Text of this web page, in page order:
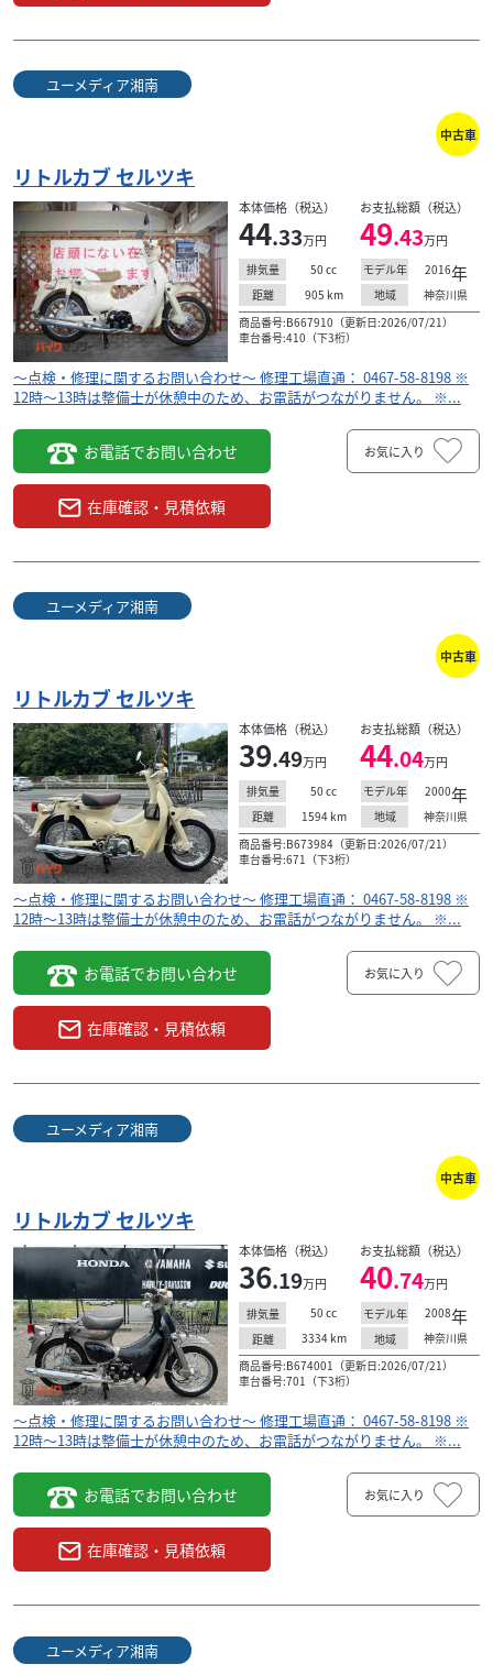
ユーメディア湘南
中古車
リトルカブ セルツキ
本体価格（税込）
44.33万円
お支払総額（税込）
49.43万円
排気量 50 cc モデル年 2016年
距離 905 km 地域
神奈川県
商品番号:B667910（更新日:2026/07/21）
車台番号:410（下3桁）
～点検・修理に関するお問い合わせ～ 修理工場直通： 0467-58-8198 ※
12時～13時は整備士が休憩中のため、お電話がつながりません。 ※...
お電話でお問い合わせ
在庫確認・見積依頼
お気に入り
ユーメディア湘南
中古車
リトルカブ セルツキ
本体価格（税込）
39.49万円
お支払総額（税込）
44.04万円
排気量 50 cc モデル年 2000年
距離 1594 km 地域
神奈川県
商品番号:B673984（更新日:2026/07/21）
車台番号:671（下3桁）
～点検・修理に関するお問い合わせ～ 修理工場直通： 0467-58-8198 ※
12時～13時は整備士が休憩中のため、お電話がつながりません。 ※...
お電話でお問い合わせ
在庫確認・見積依頼
お気に入り
ユーメディア湘南
中古車
リトルカブ セルツキ
本体価格（税込）
36.19万円
お支払総額（税込）
40.74万円
排気量 50 cc モデル年 2008年
距離 3334 km 地域
神奈川県
商品番号:B674001（更新日:2026/07/21）
車台番号:701（下3桁）
～点検・修理に関するお問い合わせ～ 修理工場直通： 0467-58-8198 ※
12時～13時は整備士が休憩中のため、お電話がつながりません。 ※...
お電話でお問い合わせ
在庫確認・見積依頼
お気に入り
ユーメディア湘南